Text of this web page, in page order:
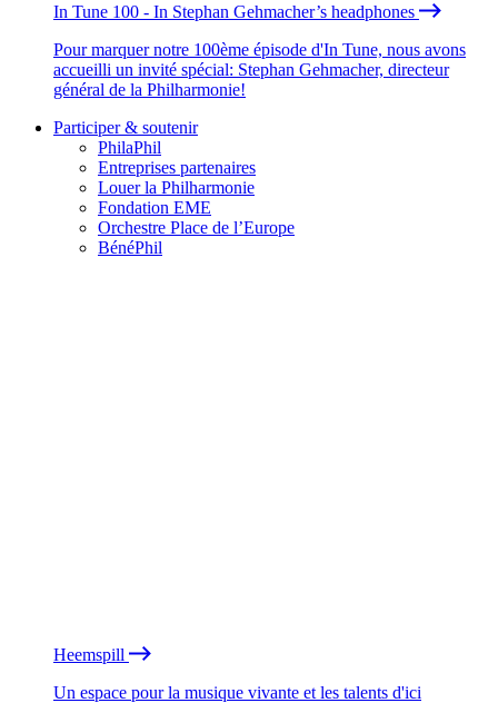
In Tune 100 - In Stephan Gehmacher’s headphones
Pour marquer notre 100ème épisode d'In Tune, nous avons
accueilli un invité spécial: Stephan Gehmacher, directeur
général de la Philharmonie!
Participer & soutenir
PhilaPhil
Entreprises partenaires
Louer la Philharmonie
Fondation EME
Orchestre Place de l’Europe
BénéPhil
Heemspill
Un espace pour la musique vivante et les talents d'ici